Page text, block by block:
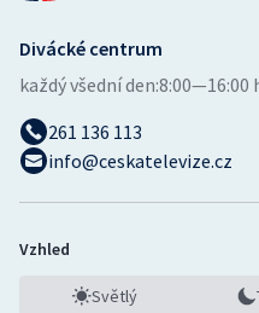
Divácké centrum
každý všední den:8:00—16:00
261 136 113
info@ceskatelevize.cz
Vzhled
Světlý